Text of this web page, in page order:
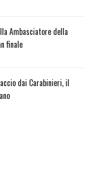
Ambasciatore della
finale
dai Carabinieri, il